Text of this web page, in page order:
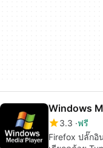
Windows
3.3 ฟรี
Firefox ปลั๊กอิ